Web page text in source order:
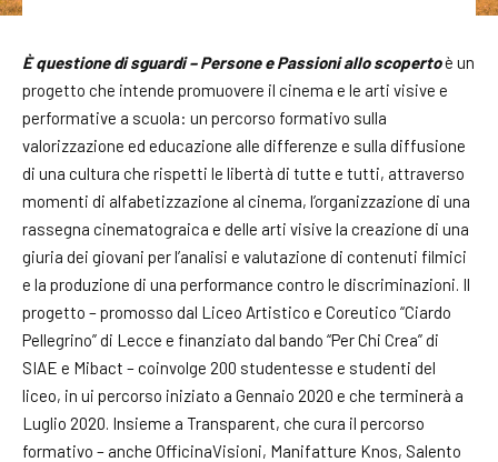
È questione di sguardi – Persone e Passioni allo scopertoè un
progetto che intende promuovere il cinema e le arti visive e
performative a scuola: un percorso formativo sulla
valorizzazione ed educazione alle differenze e sulla diffusione
di una cultura che rispetti le libertà di tutte e tutti, attraverso
momenti di alfabetizzazione al cinema, l’organizzazione di una
rassegna cinematograica e delle arti visive la creazione di una
giuria dei giovani per l’analisi e valutazione di contenuti filmici
e la produzione di una performance contro le discriminazioni. Il
progetto – promosso dal Liceo Artistico e Coreutico “Ciardo
Pellegrino” di Lecce e finanziato dal bando “Per Chi Crea” di
SIAE e Mibact – coinvolge 200 studentesse e studenti del
liceo, in ui percorso iniziato a Gennaio 2020 e che terminerà a
Luglio 2020. Insieme a Transparent, che cura il percorso
formativo – anche OfficinaVisioni, Manifatture Knos, Salento